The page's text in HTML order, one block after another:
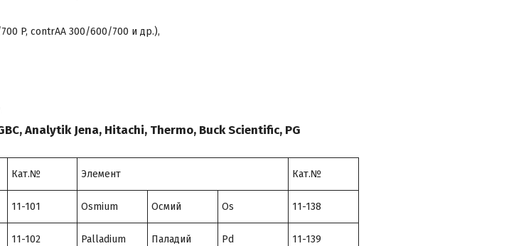
P, contrAA 300/600/700 и др.),
Analytik Jena, Hitachi, Thermo, Buck Scientific, PG
Кат.№ Элемент Кат.№
11-101 Osmium Осмий Os 11-138
11-102 Palladium Паладий Pd 11-139